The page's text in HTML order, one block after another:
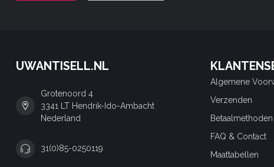
UWANTISELL.NL
Grotenoord 4
3341 LT Hendrik-Ido-Ambacht
Nederland
31(0)85-0250119
Algemene
Verzenden
Betaalmethoden
FAQ & Contact
Maattabellen